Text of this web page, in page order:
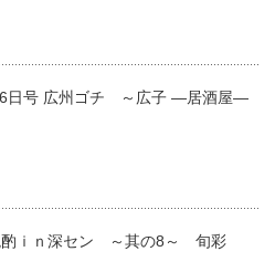
日号 広州ゴチ ～広子 ―居酒屋―
酌ｉｎ深セン ～其の8～ 旬彩